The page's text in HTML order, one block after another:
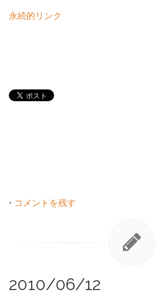
永続的リンク
• コメントを残す
2010/06/12